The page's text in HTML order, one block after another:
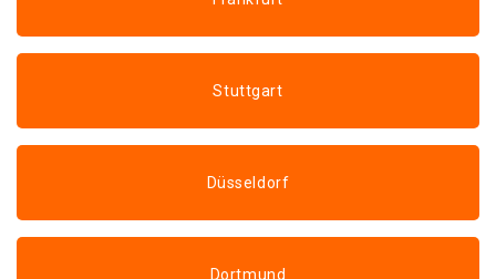
Stuttgart
Düsseldorf
Dortmund